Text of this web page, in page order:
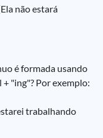
não estará
é formada usando
"ing"? Por exemplo:
trabalhando